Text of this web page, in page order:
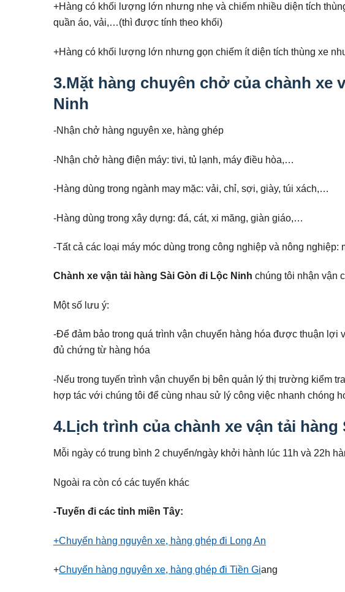
+Hàng có khối lượng lớn nhưng nhẹ và chiếm nhiều diện tích
quần áo, vải,…(thì được tính theo khối)
+Hàng có khối lượng lớn nhưng gọn chiếm ít diện tích thùng xe
3.Mặt hàng chuyên chở của chành xe
Ninh
-Nhận chở hàng nguyên xe, hàng ghép
-Nhận chở hàng điện máy: tivi, tủ lạnh, máy điều hòa,…
-Hàng dùng trong ngành may mặc: vải, chỉ, sợi, giày, túi xách,…
-Hàng dùng trong xây dựng: đá, cát, xi măng, giàn giáo,…
-Tất cả các loại máy móc dùng trong công nghiệp và nông nghiệp:
Chành xe vận tải hàng Sài Gòn đi Lộc Ninh chúng tôi nhận vận
Một số lưu ý:
-Để đảm bảo trong quá trình vận chuyển hàng hóa được thuận lợi
đủ chứng từ hàng hóa
-Nếu trong tuyến trình vận chuyển bị bên quản lý thị trường kiểm
hợp tác với chúng tôi để cùng nhau sử lý công việc nhanh chóng
4.Lịch trình của chành xe vận tải hàng
Mỗi ngày có trung bình 2 chuyển/ngày khởi hành lúc 11h và 22h
Ngoài ra còn có các tuyến khác
-Tuyến đi các tỉnh miền Tây:
+Chuyển hàng nguyên xe, hàng ghép đi Long An
+Chuyển hàng nguyên xe, hàng ghép đi Tiền Giang